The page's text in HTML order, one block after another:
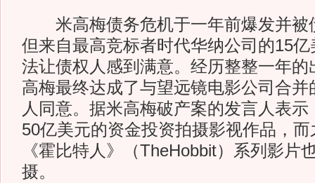
米高梅债务危机于一年前爆发并被
但来自最高竞标者时代华纳公司的15
法让债权人感到满意。经历整整一年的
高梅最终达成了与望远镜电影公司合并
人同意。据米高梅破产案的发言人表
50亿美元的资金投资拍摄影视作品，
《霍比特人》（TheHobbit）系列影片
摄。